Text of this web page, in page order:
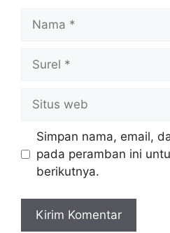
Nama
Surel
Situs
web
Simpan nama, email,
pada peramban ini
berikutnya.